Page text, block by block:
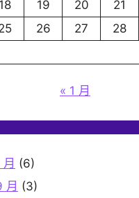
18 19 20 21
26 27 28
« 1 月
(6)
月 (3)